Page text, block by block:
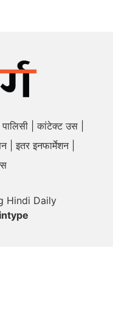
कांटेक्ट उस
इतर इनफार्मेशन
Hindi Daily